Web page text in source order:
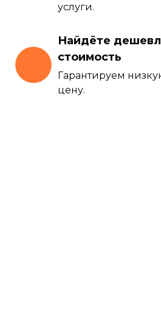
услуги.
Найдёте
стоимость
Гарантируем
цену.